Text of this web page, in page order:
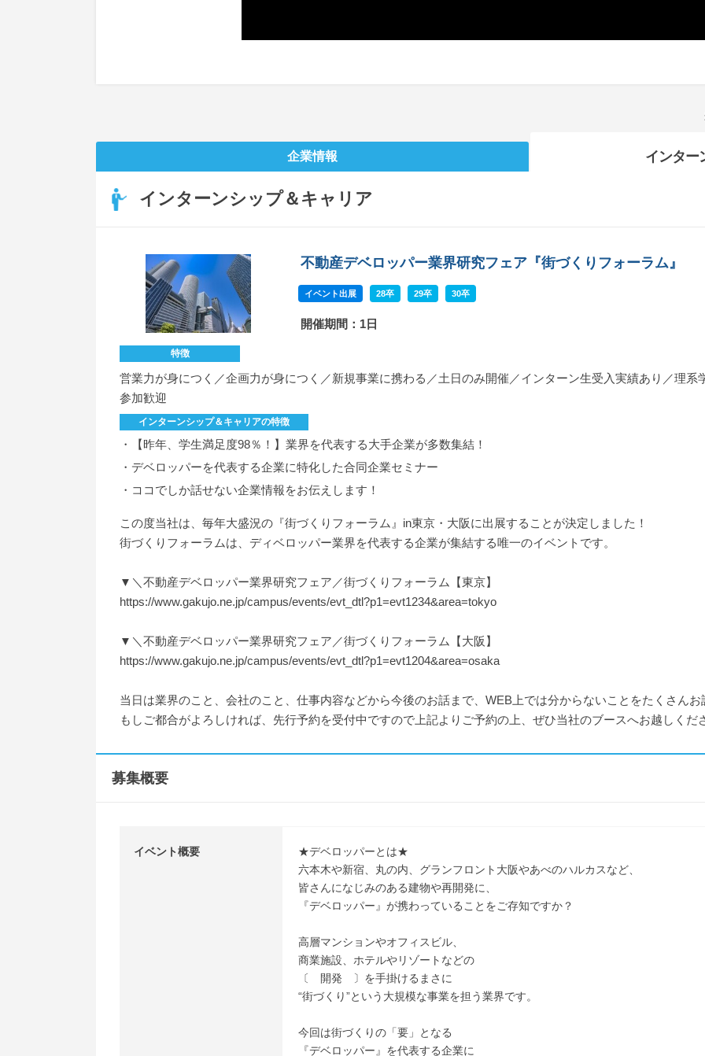
企業情報 インター
インターンシップ＆キャリア
不動産デベロッパー業界研究フェア『街づくりフォーラム』
イベント出展 28卒 29卒 30卒
開催期間：1日
特徴
営業力が身につく／企画力が身につく／新規事業に携わる／土日のみ開催／インターン生受入実績あり／理
参加歓迎
インターンシップ＆キャリアの特徴
・【昨年、学生満足度98％！】業界を代表する大手企業が多数集結！
・デベロッパーを代表する企業に特化した合同企業セミナー
・ココでしか話せない企業情報をお伝えします！
この度当社は、毎年大盛況の『街づくりフォーラム』in東京・大阪に出展することが決定しました！
街づくりフォーラムは、ディベロッパー業界を代表する企業が集結する唯一のイベントです。
▼＼不動産デベロッパー業界研究フェア／街づくりフォーラム【東京】
https://www.gakujo.ne.jp/campus/events/evt_dtl?p1=evt1234&area=tokyo
▼＼不動産デベロッパー業界研究フェア／街づくりフォーラム【大阪】
https://www.gakujo.ne.jp/campus/events/evt_dtl?p1=evt1204&area=osaka
当日は業界のこと、会社のこと、仕事内容などから今後のお話まで、WEB上では分からないことをたくさんお
もしご都合がよろしければ、先行予約を受付中ですので上記よりご予約の上、ぜひ当社のブースへお越しくだ
募集概要
イベント概要
★デベロッパーとは★
六本木や新宿、丸の内、グランフロント大阪やあべのハルカスなど、
皆さんになじみのある建物や再開発に、
『デベロッパー』が携わっていることをご存知ですか？
高層マンションやオフィスビル、
商業施設、ホテルやリゾートなどの
〔 開発 〕を手掛けるまさに
“街づくり”という大規模な事業を担う業界です。
今回は街づくりの「要」となる
『デベロッパー』を代表する企業に